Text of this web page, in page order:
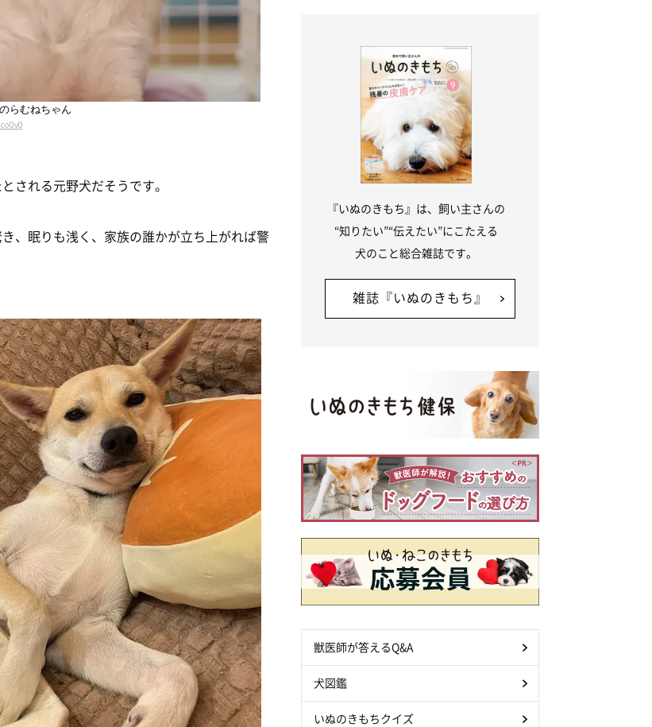
らむねちゃん
される元野犬だそうです。
、眠りも浅く、家族の誰かが立ち上がれば警
『いぬのきもち』は、飼い主さんの
“知りたい”“伝えたい”にこたえる
犬のこと総合雑誌です。
雑誌『いぬのきもち』
獣医師が答えるQ&A
犬図鑑
いぬのきもちクイズ